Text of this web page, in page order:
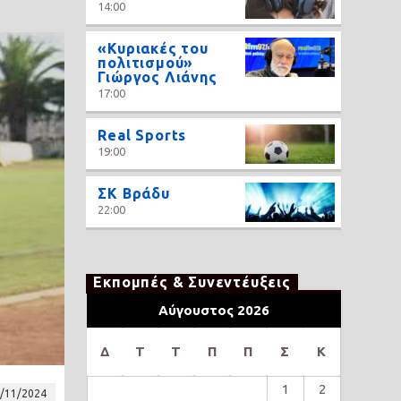
11/2024
14:00
«Κυριακές του
πολιτισμού»
Γιώργος Λιάνης
17:00
Real Sports
19:00
ΣΚ Βράδυ
22:00
Εκπομπές & Συνεντέυξεις
Αύγουστος 2026
Δ Τ Τ Π Π Σ Κ
1 2